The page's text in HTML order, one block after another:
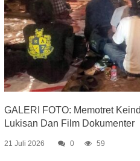
GALERI FOTO: Memotret
Lukisan Dan Film Dokumenter
21 Juli 2026 0 59